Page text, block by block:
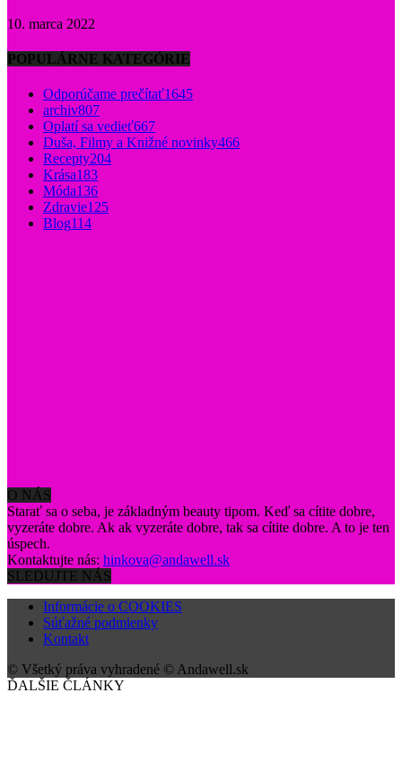
10. marca 2022
POPULÁRNE KATEGÓRIE
Odporúčame prečítať1645
archiv807
Oplatí sa vedieť667
Duša, Filmy a Knižné novinky466
Recepty204
Krása183
Móda136
Zdravie125
Blog114
O NÁS
Starať sa o seba, je základným beauty tipom. Keď sa cítite dobre,
vyzeráte dobre. Ak ak vyzeráte dobre, tak sa cítite dobre. A to je ten
úspech.
Kontaktujte nás: hinkova@andawell.sk
SLEDUJTE NÁS
Informácie o COOKIES
Súťažné podmienky
Kontakt
© Všetký práva vyhradené © Andawell.sk
ĎALŠIE ČLÁNKY